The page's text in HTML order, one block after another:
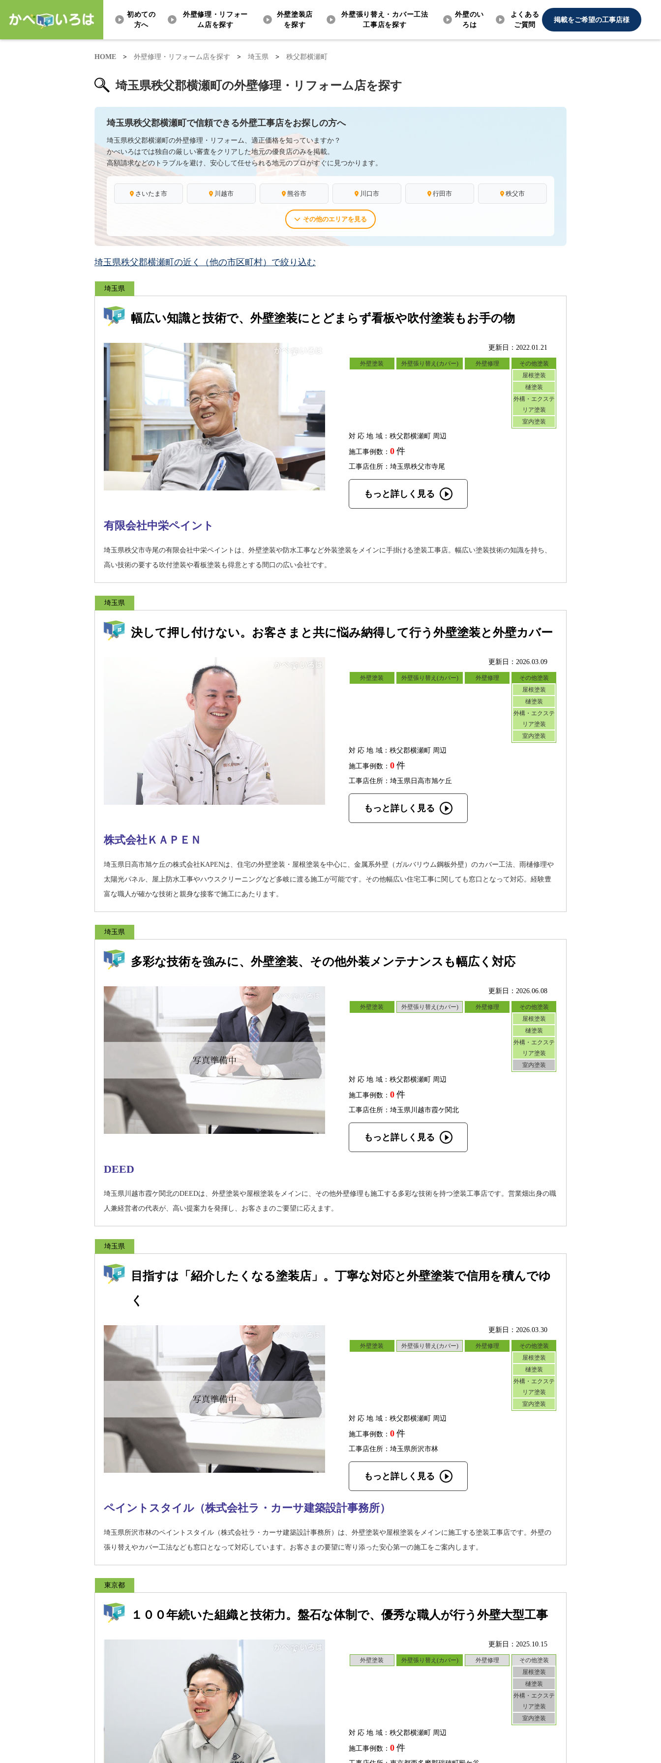
初めての
方へ
外壁修理・リフォー
ム店を探す
外壁塗装店
を探す
外壁張り替え・カバー工法
工事店を探す
外壁のい
ろは
よくある
ご質問
掲載をご希望の工事店様
HOME > 外壁修理・リフォーム店を探す > 埼玉県 > 秩父郡横瀬町
埼玉県秩父郡横瀬町の外壁修理・リフォーム店を探す
埼玉県秩父郡横瀬町で信頼できる外壁工事店をお探しの方へ
埼玉県秩父郡横瀬町の外壁修理・リフォーム、適正価格を知っていますか？
かべいろはでは独自の厳しい審査をクリアした地元の優良店のみを掲載。
高額請求などのトラブルを避け、安心して任せられる地元のプロがすぐに見つかります。
さいたま市 川越市 熊谷市 川口市 行田市 秩父市
その他のエリアを見る
埼玉県秩父郡横瀬町の近く（他の市区町村）で絞り込む
埼玉県
幅広い知識と技術で、外壁塗装にとどまらず看板や吹付塗装もお手の物
更新日：2022.01.21
外壁塗装 外壁張り替え(カバー) 外壁修理
その他塗装
屋根塗装
樋塗装
外構・エクステ
リア塗装
室内塗装
対応地域：秩父郡横瀬町 周辺
施工事例数： 0 件
工事店住所：埼玉県秩父市寺尾
もっと詳しく見る
有限会社中栄ペイント
埼玉県秩父市寺尾の有限会社中栄ペイントは、外壁塗装や防水工事など外装塗装をメインに手掛ける塗装工事店。幅広い塗装技術の知識を持ち、
高い技術の要する吹付塗装や看板塗装も得意とする間口の広い会社です。
埼玉県
決して押し付けない。お客さまと共に悩み納得して行う外壁塗装と外壁カバー
更新日：2026.03.09
外壁塗装 外壁張り替え(カバー) 外壁修理
その他塗装
屋根塗装
樋塗装
外構・エクステ
リア塗装
室内塗装
対応地域：秩父郡横瀬町 周辺
施工事例数： 0 件
工事店住所：埼玉県日高市旭ケ丘
もっと詳しく見る
株式会社ＫＡＰＥＮ
埼玉県日高市旭ケ丘の株式会社KAPENは、住宅の外壁塗装・屋根塗装を中心に、金属系外壁（ガルバリウム鋼板外壁）のカバー工法、雨樋修理や
太陽光パネル、屋上防水工事やハウスクリーニングなど多岐に渡る施工が可能です。その他幅広い住宅工事に関しても窓口となって対応。経験豊
富な職人が確かな技術と親身な接客で施工にあたります。
埼玉県
多彩な技術を強みに、外壁塗装、その他外装メンテナンスも幅広く対応
更新日：2026.06.08
外壁塗装 外壁張り替え(カバー) 外壁修理
その他塗装
屋根塗装
樋塗装
外構・エクステ
リア塗装
室内塗装
対応地域：秩父郡横瀬町 周辺
施工事例数： 0 件
工事店住所：埼玉県川越市霞ケ関北
もっと詳しく見る
DEED
埼玉県川越市霞ケ関北のDEEDは、外壁塗装や屋根塗装をメインに、その他外壁修理も施工する多彩な技術を持つ塗装工事店です。営業畑出身の職
人兼経営者の代表が、高い提案力を発揮し、お客さまのご要望に応えます。
埼玉県
目指すは「紹介したくなる塗装店」。丁寧な対応と外壁塗装で信用を積んでゆ
く
更新日：2026.03.30
外壁塗装 外壁張り替え(カバー) 外壁修理
その他塗装
屋根塗装
樋塗装
外構・エクステ
リア塗装
室内塗装
対応地域：秩父郡横瀬町 周辺
施工事例数： 0 件
工事店住所：埼玉県所沢市林
もっと詳しく見る
ペイントスタイル（株式会社ラ・カーサ建築設計事務所）
埼玉県所沢市林のペイントスタイル（株式会社ラ・カーサ建築設計事務所）は、外壁塗装や屋根塗装をメインに施工する塗装工事店です。外壁の
張り替えやカバー工法なども窓口となって対応しています。お客さまの要望に寄り添った安心第一の施工をご案内します。
東京都
１００年続いた組織と技術力。盤石な体制で、優秀な職人が行う外壁大型工事
更新日：2025.10.15
外壁塗装 外壁張り替え(カバー) 外壁修理
その他塗装
屋根塗装
樋塗装
外構・エクステ
リア塗装
室内塗装
対応地域：秩父郡横瀬町 周辺
施工事例数： 0 件